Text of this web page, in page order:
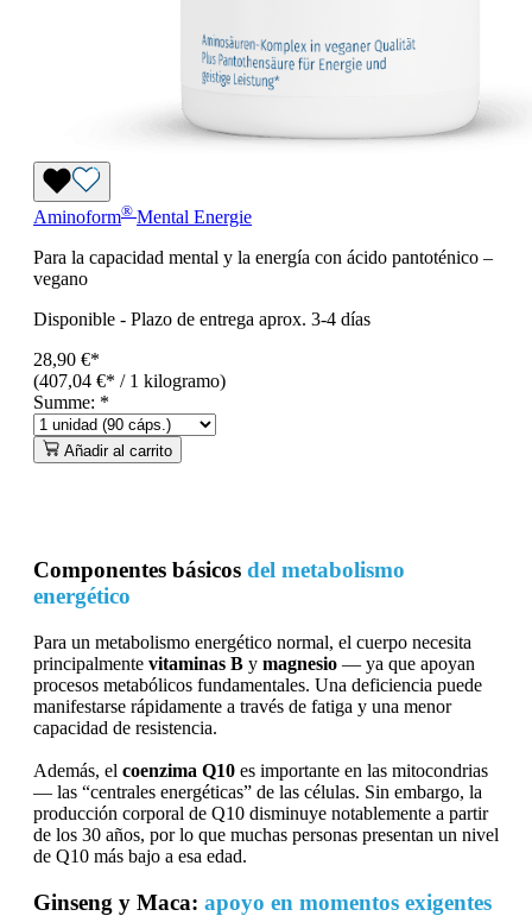
Aminoform® Mental Energie
Para la capacidad mental y la energía con ácido pantoténico –
vegano
Disponible - Plazo de entrega aprox. 3-4 días
28,90 €*
(407,04 €* / 1 kilogramo)
Summe: *
Añadir al carrito
Componentes básicos del metabolismo
energético
Para un metabolismo energético normal, el cuerpo necesita
principalmente vitaminas B y magnesio — ya que apoyan
procesos metabólicos fundamentales. Una deficiencia puede
manifestarse rápidamente a través de fatiga y una menor
capacidad de resistencia.
Además, el coenzima Q10 es importante en las mitocondrias
— las “centrales energéticas” de las células. Sin embargo, la
producción corporal de Q10 disminuye notablemente a partir
de los 30 años, por lo que muchas personas presentan un nivel
de Q10 más bajo a esa edad.
Ginseng y Maca: apoyo en momentos exigentes